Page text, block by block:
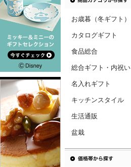
お歳暮（冬ギフト）
カタログギフト
食品総合
総合ギフト・内祝い
名入れギフト
キッチンスタイル
生活通販
盆栽